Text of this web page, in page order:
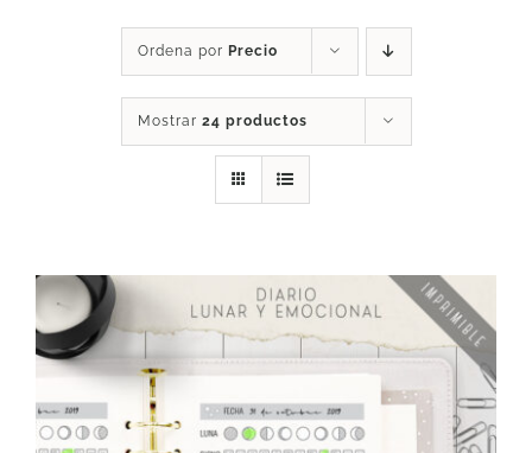
SERVICIOS
PRODUCTOS
ARTÍCULOS
Ordena por Precio
Mostrar 24 productos